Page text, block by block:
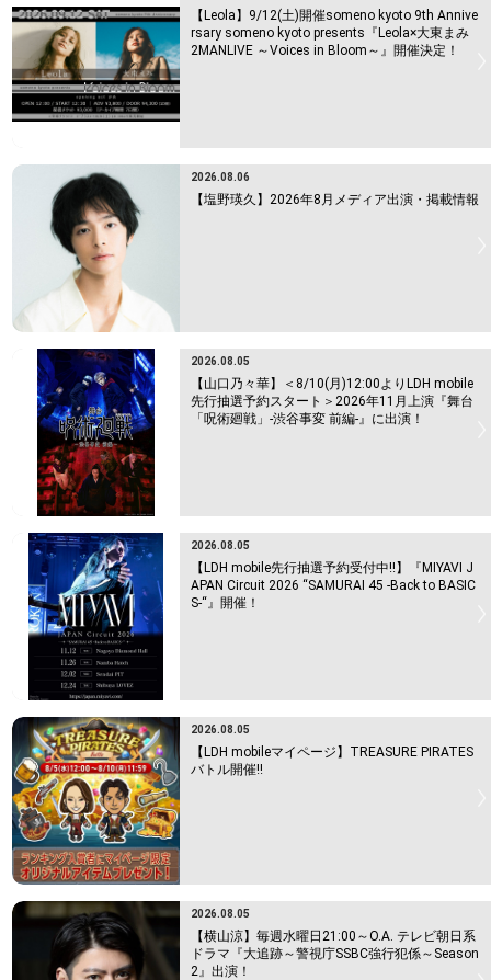
【Leola】9/12(土)開催someno kyoto 9th Annive
rsary someno kyoto presents『Leola×大東まみ
2MANLIVE ～Voices in Bloom～』開催決定！
2026.08.06
【塩野瑛久】2026年8月メディア出演・掲載情報
2026.08.05
【山口乃々華】＜8/10(月)12:00よりLDH mobile
先行抽選予約スタート＞2026年11月上演『舞台
「呪術廻戦」-渋谷事変 前編-』に出演！
2026.08.05
【LDH mobile先行抽選予約受付中!!】『MIYAVI J
APAN Circuit 2026 “SAMURAI 45 -Back to BASIC
S-“』開催！
2026.08.05
【LDH mobileマイページ】TREASURE PIRATES
バトル開催!!
2026.08.05
【横山涼】毎週水曜日21:00～O.A. テレビ朝日系
ドラマ『大追跡～警視庁SSBC強行犯係～Season
2』出演！